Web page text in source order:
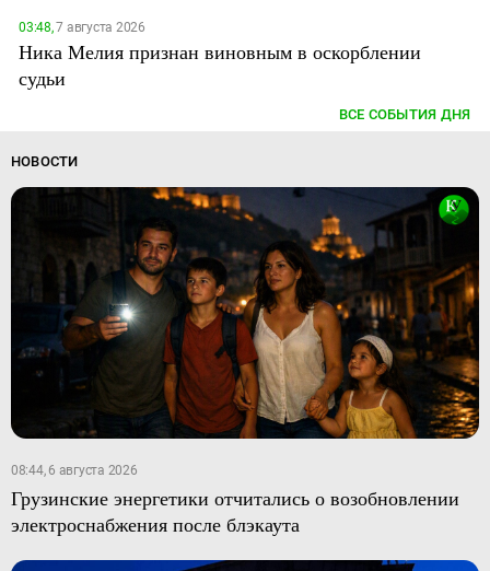
03:48,7 августа 2026
Ника Мелия признан виновным в оскорблении
судьи
ВСЕ СОБЫТИЯ ДНЯ
НОВОСТИ
08:44, 6 августа 2026
Грузинские энергетики отчитались о возобновлении
электроснабжения после блэкаута